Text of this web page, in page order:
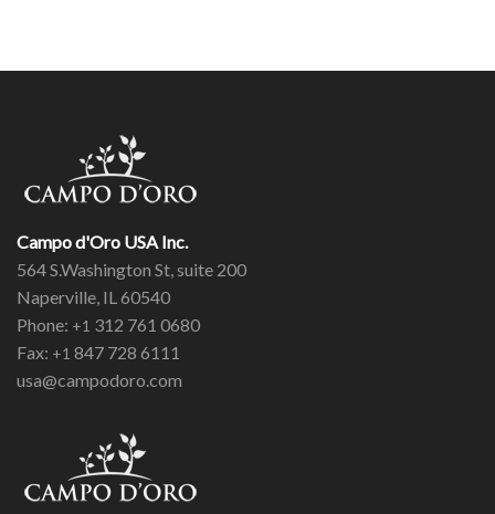
Campo d'Oro USA Inc.
564 S.Washington St, suite 200
Naperville, IL 60540
Phone: +1 312 761 0680
Fax: +1 847 728 6111
usa@campodoro.com